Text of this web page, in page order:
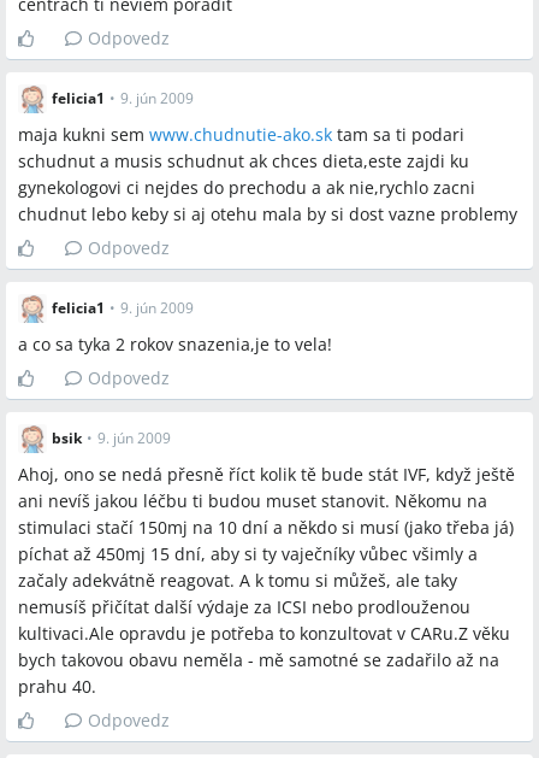
Odpovedz
felicia1 • 9. jún 2009
maja kukni sem www.chudnutie-ako.sk tam sa ti podari
schudnut a musis schudnut ak chces dieta,este zajdi ku
gynekologovi ci nejdes do prechodu a ak nie,rychlo zacni
chudnut lebo keby si aj otehu mala by si dost vazne problemy
Odpovedz
felicia1 • 9. jún 2009
a co sa tyka 2 rokov snazenia,je to vela!
Odpovedz
bsik • 9. jún 2009
Ahoj, ono se nedá přesně říct kolik tě bude stát IVF, když ještě
ani nevíš jakou léčbu ti budou muset stanovit. Někomu na
stimulaci stačí 150mj na 10 dní a někdo si musí (jako třeba já)
píchat až 450mj 15 dní, aby si ty vaječníky vůbec všimly a
začaly adekvátně reagovat. A k tomu si můžeš, ale taky
nemusíš přičítat další výdaje za ICSI nebo prodlouženou
kultivaci.Ale opravdu je potřeba to konzultovat v CARu.Z věku
bych takovou obavu neměla - mě samotné se zadařilo až na
prahu 40.
Odpovedz